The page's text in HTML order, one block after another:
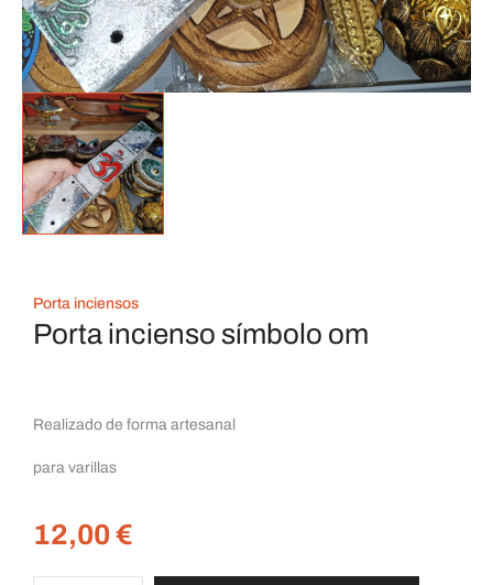
Porta inciensos
Porta incienso símbolo om
Realizado de forma artesanal
para varillas
12,00€